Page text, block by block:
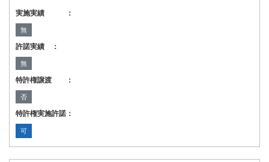
実施実績 ：
無
許諾実績 ：
無
特許権譲渡 ：
否
特許権実施許諾：
可